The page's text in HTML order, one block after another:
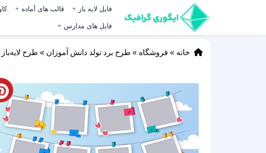
فایل لایه باز قالب های آماده
فایل های مدارس
خانه » فروشگاه » طرح برد تولد دانش آموزان » طرح